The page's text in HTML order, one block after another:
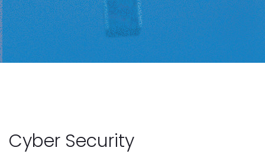
Cyber Security